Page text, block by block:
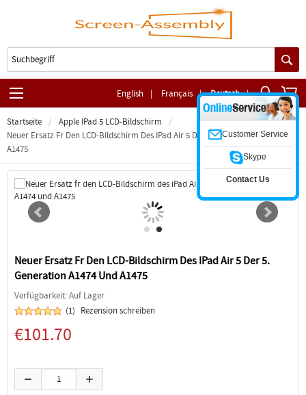
English | Français | Deutsch |
Startseite
Apple IPad 5 LCD-Bildschirm
Neuer Ersatz Fr Den LCD-Bildschirm Des IPad Air 5 Der 5. Generation A1474 Und
A1475
Neuer Ersatz Fr Den LCD-Bildschirm Des IPad Air 5 Der 5.
Generation A1474 Und A1475
Verfügbarkeit: Auf Lager
(1) Rezension schreiben
€101.70
Customer Service
Skype
Contact Us